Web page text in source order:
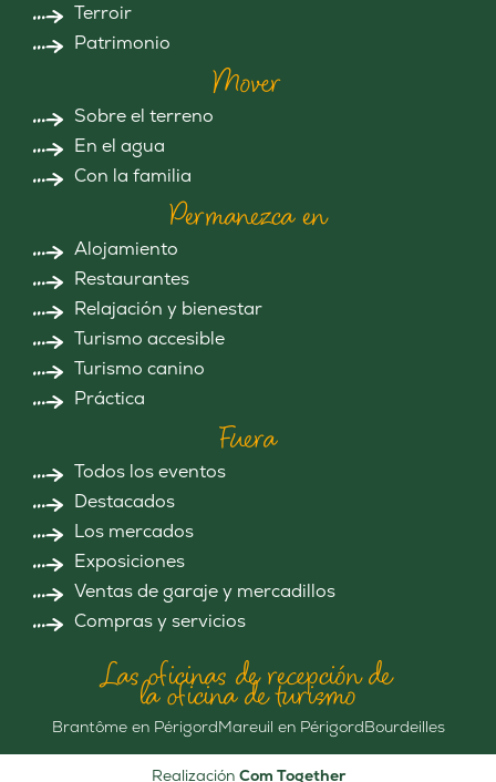
Terroir
Patrimonio
Mover
Sobre el terreno
En el agua
Con la familia
Permanezca en
Alojamiento
Restaurantes
Relajación y bienestar
Turismo accesible
Turismo canino
Práctica
Fuera
Todos los eventos
Destacados
Los mercados
Exposiciones
Ventas de garaje y mercadillos
Compras y servicios
Las oficinas de recepción de
la oficina de turismo
Brantôme en PérigordMareuil en PérigordBourdeilles
Realización Com Together